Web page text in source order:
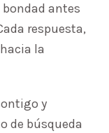
antes
respuesta,
la
y
de búsqueda